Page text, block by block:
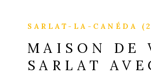
SARLAT-LA-CANÉDA
MAISON DE
SARLAT